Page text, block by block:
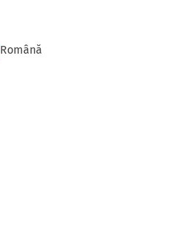
Română